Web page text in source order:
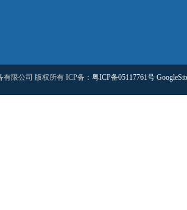
限公司 版权所有 ICP备： 粤ICP备05117761号